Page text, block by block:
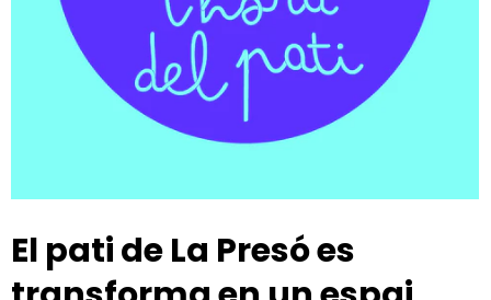
El pati de La Presó es